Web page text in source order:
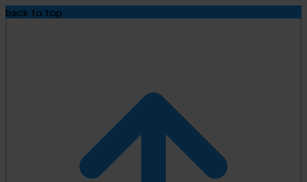
back to top